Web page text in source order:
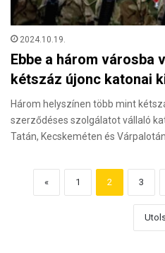
2024.10.19.
Ebbe a három városba
kétszáz újonc katonai
Három helyszínen több mint
szerződéses szolgálatot vállaló
Tatán, Kecskeméten és
« 1 2 3